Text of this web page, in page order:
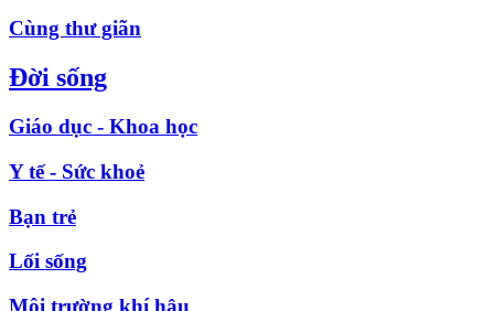
Cùng thư giãn
Đời sống
Giáo dục - Khoa học
Y tế - Sức khoẻ
Bạn trẻ
Lối sống
Môi trường khí hậu